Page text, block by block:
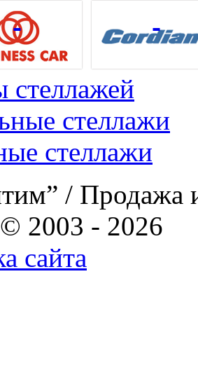
стеллажей
стеллажи
стеллажи
/ Продажа и
2003 - 2026
сайта